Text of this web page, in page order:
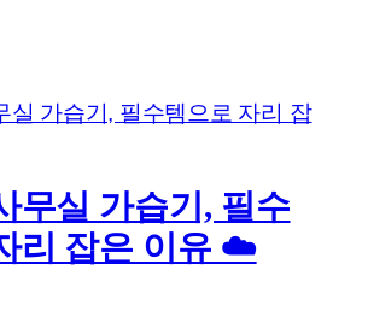
무실 가습기, 필수
리 잡은 이유 ☁️